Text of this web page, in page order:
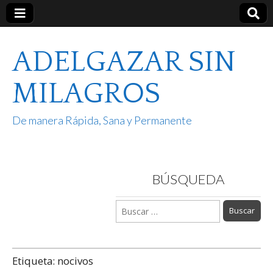
ADELGAZAR SIN
MILAGROS
De manera Rápida, Sana y Permanente
BÚSQUEDA
Buscar:
Etiqueta: nocivos